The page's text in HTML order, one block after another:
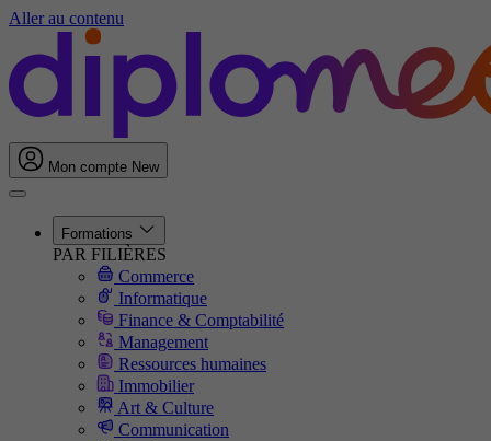
Aller au contenu
Mon compte New
Formations
PAR FILIÈRES
Commerce
Informatique
Finance & Comptabilité
Management
Ressources humaines
Immobilier
Art & Culture
Communication